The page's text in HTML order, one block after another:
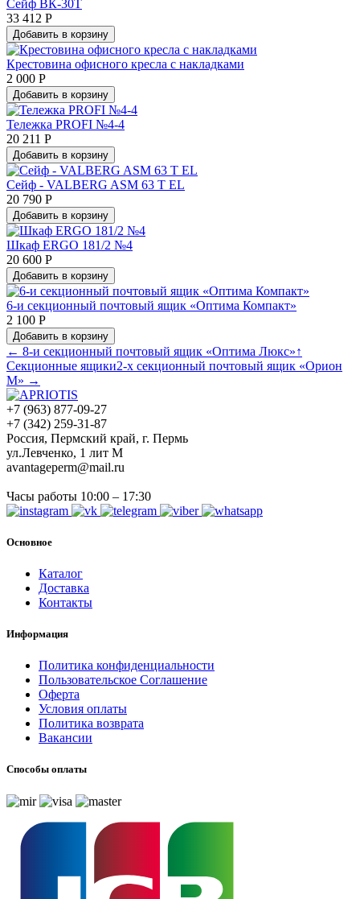
Сейф ВК-30Т
33 412 Р
Добавить в корзину
Крестовина офисного кресла с накладками
2 000 Р
Добавить в корзину
Тележка PROFI №4-4
20 211 Р
Добавить в корзину
Сейф - VALBERG ASM 63 Т EL
20 790 Р
Добавить в корзину
Шкаф ERGO 181/2 №4
20 600 Р
Добавить в корзину
6-и секционный почтовый ящик «Оптима Компакт»
2 100 Р
Добавить в корзину
← 8-и секционный почтовый ящик «Оптима Люкс»↑
Секционные ящики2-х секционный почтовый ящик «Орион
М» →
+7 (963) 877-09-27
+7 (342) 259-31-87
Россия, Пермский край, г. Пермь
ул.Левченко, 1 лит М
avantageperm@mail.ru
Часы работы 10:00 – 17:30
Основное
Каталог
Доставка
Контакты
Информация
Политика конфиденциальности
Пользовательское Соглашение
Оферта
Условия оплаты
Политика возврата
Вакансии
Способы оплаты